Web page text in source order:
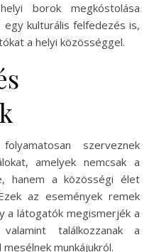
borok megkóstolása
egy kulturális felfedezés is,
a helyi közösséggel.
szerveznek
amelyek nemcsak a
hanem a közösségi élet
az események remek
a látogatók megismerjék a
találkozzanak a
munkájukról.